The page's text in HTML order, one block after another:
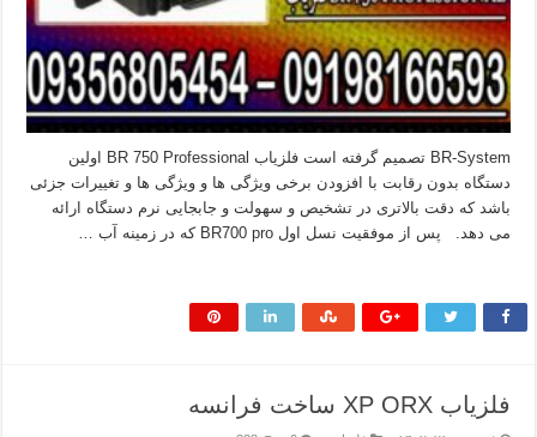
BR-System تصمیم گرفته است فلزیاب BR 750 Professional اولین
دستگاه بدون رقابت با افزودن برخی ویژگی ها و ویژگی ها و تغییرات جزئی
باشد که دقت بالاتری در تشخیص و سهولت و جابجایی نرم دستگاه ارائه
می دهد. پس از موفقیت نسل اول BR700 pro که در زمینه آب …
فلزیاب XP ORX ساخت فرانسه